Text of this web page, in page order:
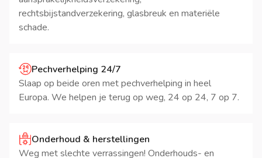
rechtsbijstandverzekering, glasbreuk en materiële
schade.
Pechverhelping 24/7
Slaap op beide oren met pechverhelping in heel
Europa. We helpen je terug op weg, 24 op 24, 7 op 7.
Onderhoud & herstellingen
Weg met slechte verrassingen! Onderhouds- en